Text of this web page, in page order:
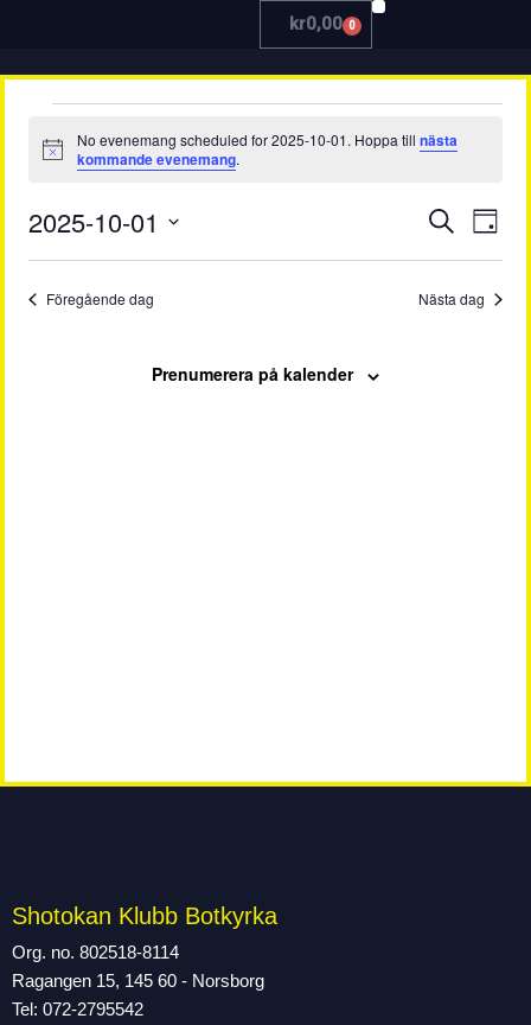
kr0,00 0
Notis
No evenemang scheduled for 2025-10-01. Hoppa till nästa
kommande evenemang.
and
Sök Dag
2025-10-01
datum.
Föregående dag Nästa dag
Prenumerera på kalender
Shotokan Klubb Botkyrka
Org. no. 802518-8114
Ragangen 15, 145 60 - Norsborg
Tel: 072-2795542